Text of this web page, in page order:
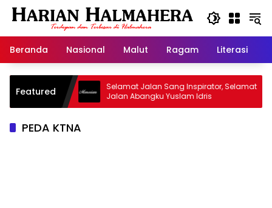
Langsung
Beranda
Nasional Malut Ragam Literasi
Featured
Warisan
Selamat Jalan Sang Inspirator, Selamat
Jalan Abangku Yuslam Idris
PEDA KTNA